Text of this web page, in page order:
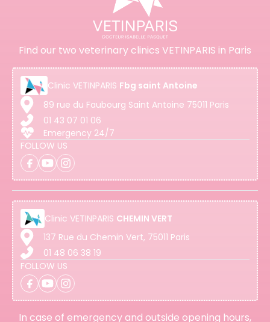
Find our two veterinary clinics VETINPARIS in Paris
Clinic VETINPARIS Fbg saint Antoine
89 rue du Faubourg Saint Antoine 75011 Paris
01 43 07 01 06
Emergency 24/7
FOLLOW US
Clinic VETINPARIS CHEMIN VERT
137 Rue du Chemin Vert, 75011 Paris
01 48 06 38 19
FOLLOW US
In case of emergency and outside opening hours,